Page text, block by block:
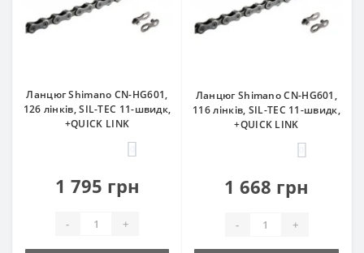
Ланцюг Shimano CN-HG601,
126 лінків, SIL-TEC 11-швидк,
+QUICK LINK
1 795 грн
- +
Ланцюг Shimano CN-HG601,
116 лінків, SIL-TEC 11-швидк,
+QUICK LINK
1 668 грн
- +